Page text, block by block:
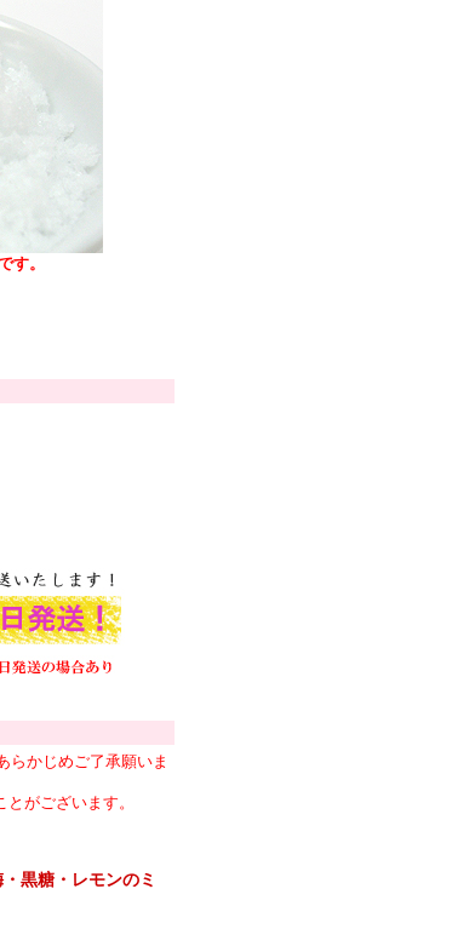
す。
らかじめご了承願いま
がございます。
黒糖・レモンのミ